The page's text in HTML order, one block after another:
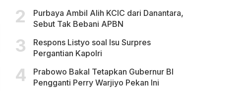
Purbaya Ambil Alih KCIC dari Danantara,
Sebut Tak Bebani APBN
Respons Listyo soal Isu Surpres
Pergantian Kapolri
Prabowo Bakal Tetapkan Gubernur BI
Pengganti Perry Warjiyo Pekan Ini